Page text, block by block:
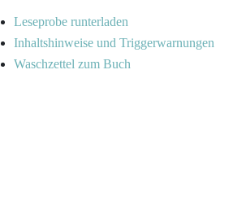
Leseprobe runterladen
Inhaltshinweise und Triggerwarnungen
Waschzettel zum Buch